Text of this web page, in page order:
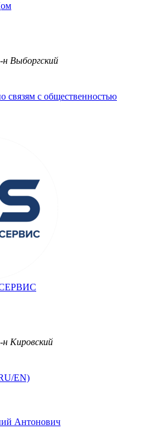
Выборгский
связям с общественностью
Кировский
EN)
Антонович